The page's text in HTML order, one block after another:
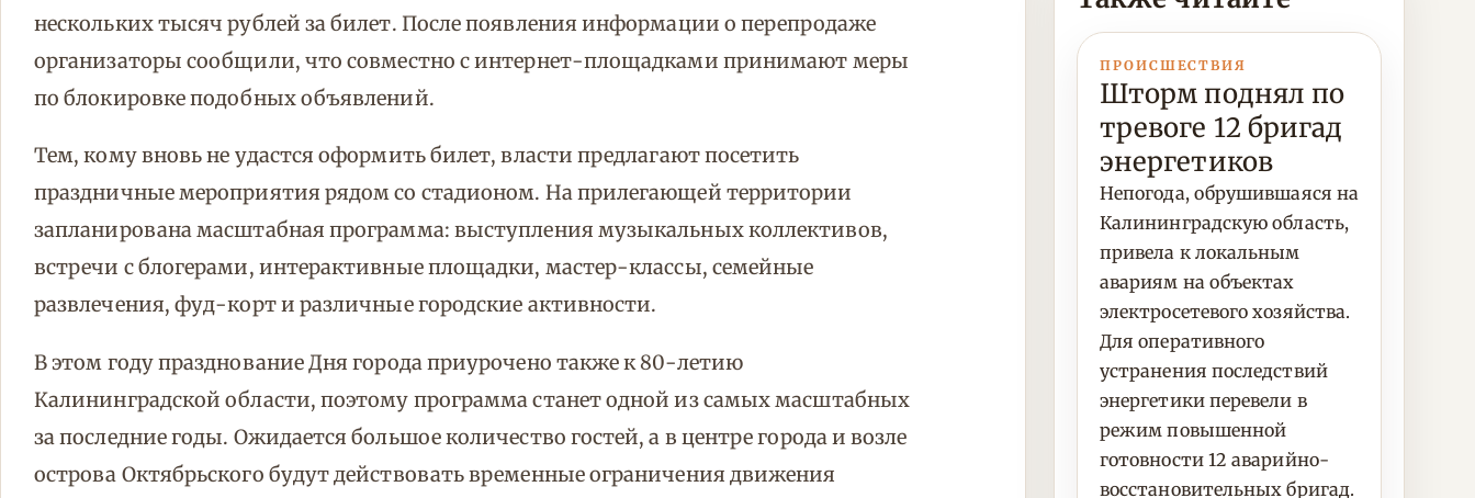
нескольких тысяч рублей за билет. После появления информации о перепродаже
организаторы сообщили, что совместно с интернет-площадками принимают меры
по блокировке подобных объявлений.
Тем, кому вновь не удастся оформить билет, власти предлагают посетить
праздничные мероприятия рядом со стадионом. На прилегающей территории
запланирована масштабная программа: выступления музыкальных коллективов,
встречи с блогерами, интерактивные площадки, мастер-классы, семейные
развлечения, фуд-корт и различные городские активности.
В этом году празднование Дня города приурочено также к 80-летию
Калининградской области, поэтому программа станет одной из самых масштабных
за последние годы. Ожидается большое количество гостей, а в центре города и возле
острова Октябрьского будут действовать временные ограничения движения
ПРОИСШЕСТВИЯ
Шторм поднял по
тревоге 12 бригад
энергетиков
Непогода, обрушившаяся на
Калининградскую область,
привела к локальным
авариям на объектах
электросетевого хозяйства.
Для оперативного
устранения последствий
энергетики перевели в
режим повышенной
готовности 12 аварийно-
восстановительных бригад.